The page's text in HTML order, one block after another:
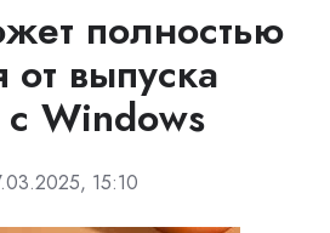
полностью
от выпуска
с Windows
15:10